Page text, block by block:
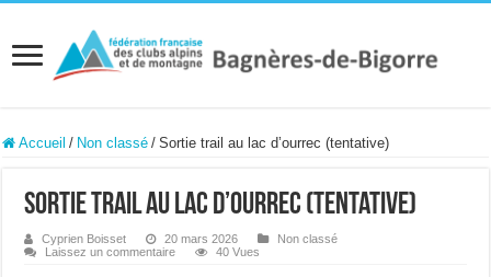
Accueil / Non classé / Sortie trail au lac d’ourrec (tentative)
Sortie trail au lac d’ourrec (tentative)
Cyprien Boisset 20 mars 2026
Non classé
Laissez un commentaire
40 Vues